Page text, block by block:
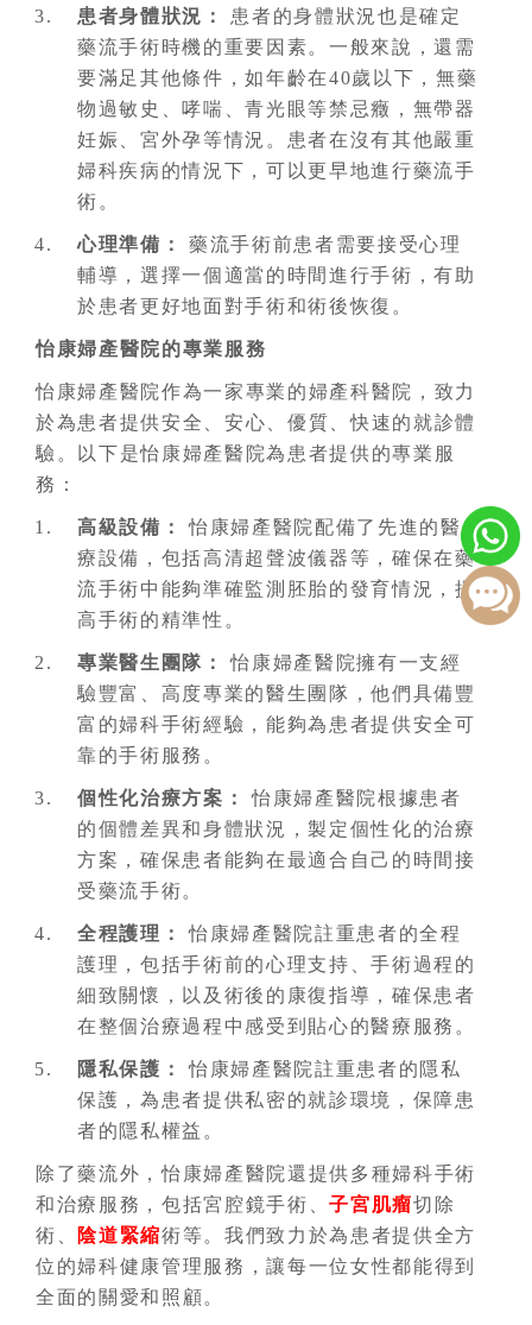
患者身體狀況： 患者的身體狀況也是確定
藥流手術時機的重要因素。一般來說，還需
要滿足其他條件，如年齡在40歲以下，無藥
物過敏史、哮喘、青光眼等禁忌癥，無帶器
妊娠、宮外孕等情況。患者在沒有其他嚴重
婦科疾病的情況下，可以更早地進行藥流手
術。
心理準備：藥流手術前患者需要接受心理
輔導，選擇一個適當的時間進行手術，有助
於患者更好地面對手術和術後恢復。
怡康婦產醫院的專業服務
怡康婦產醫院作為一家專業的婦產科醫院，致力
於為患者提供安全、安心、優質、快速的就診體
驗。以下是怡康婦產醫院為患者提供的專業服
務：
高級設備：怡康婦產醫院配備了先進的醫
療設備，包括高清超聲波儀器等，確保在藥
流手術中能夠準確監測胚胎的發育情況，提
高手術的精準性。
專業醫生團隊：
怡康婦產醫院擁有一支經
驗豐富、高度專業的醫生團隊，他們具備豐
富的婦科手術經驗，能夠為患者提供安全可
靠的手術服務。
個性化治療方案：
怡康婦產醫院根據患者
的個體差異和身體狀況，製定個性化的治療
方案，確保患者能夠在最適合自己的時間接
受藥流手術。
全程護理：
怡康婦產醫院註重患者的全程
護理，包括手術前的心理支持、手術過程的
細致關懷，以及術後的康復指導，確保患者
在整個治療過程中感受到貼心的醫療服務。
隱私保護：
怡康婦產醫院註重患者的隱私
保護，為患者提供私密的就診環境，保障患
者的隱私權益。
除了藥流外，怡康婦產醫院還提供多種婦科手術
和治療服務，包括宮腔鏡手術、子宮肌瘤切除
術、 陰道緊縮術等。我們致力於為患者提供全方
位的婦科健康管理服務，讓每一位女性都能得到
全面的關愛和照顧。